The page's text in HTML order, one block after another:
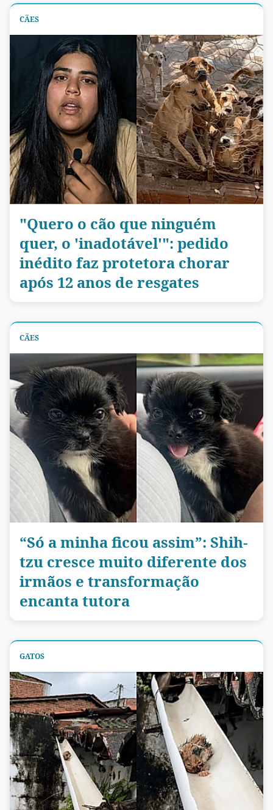
CÃES
"Quero o cão que ninguém
quer, o 'inadotável'": pedido
inédito faz protetora chorar
após 12 anos de resgates
CÃES
“Só a minha ficou assim”: Shih-
tzu cresce muito diferente dos
irmãos e transformação
encanta tutora
GATOS